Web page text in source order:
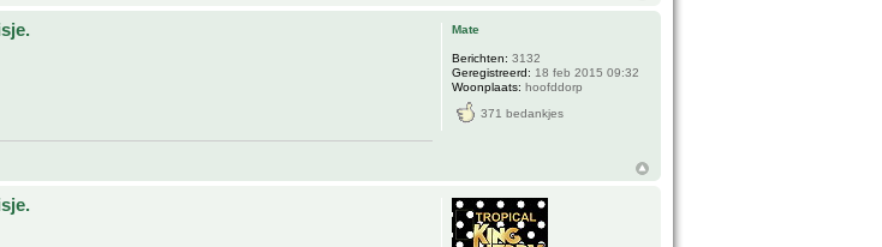
Mate
Berichten: 3132
Geregistreerd: 18 feb 2015 09:32
Woonplaats: hoofddorp
371 bedankjes